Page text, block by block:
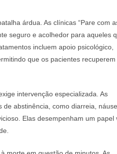
árdua. As clínicas “Pare com
seguro e acolhedor para aqueles
incluem apoio psicológico,
que os pacientes recuperem
intervenção especializada. As
abstinência, como diarreia,
Elas desempenham um papel